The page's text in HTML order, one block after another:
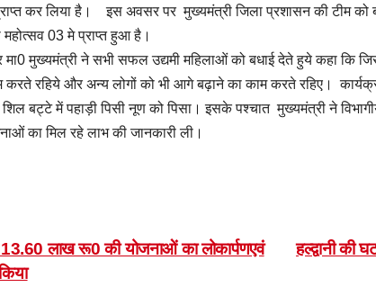
कर लिया है। इस अवसर पर मुख्यमंत्री जिला प्रशासन की टीम को
03 मे प्राप्त हुआ है।
मुख्यमंत्री ने सभी सफल उद्यमी महिलाओं को बधाई देते हुये कहा कि
रहिये और अन्य लोगों को भी आगे बढ़ाने का काम करते रहिए।
बट्टे में पहाड़ी पिसी नूण को पिसा। इसके पश्चात मुख्यमंत्री ने
का मिल रहे लाभ की जानकारी ली।
हल्द्वानी की
लाख रू0 की योजनाओं का लोकार्पणएवं